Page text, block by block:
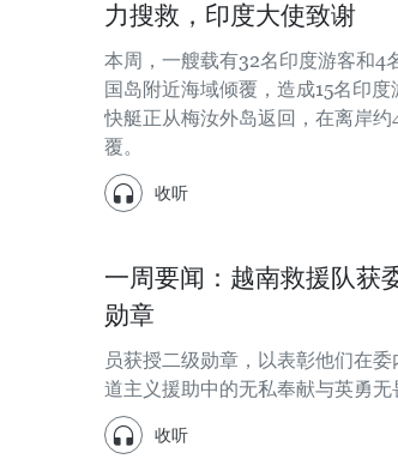
力搜救，印度大使致谢
本周，一艘载有32名印度游客和4
国岛附近海域倾覆，造成15名印度
快艇正从梅汝外岛返回，在离岸
覆。
收听
一周要闻：越南救援队获
勋章
员获授二级勋章，以表彰他们在
道主义援助中的无私奉献与英勇无
收听